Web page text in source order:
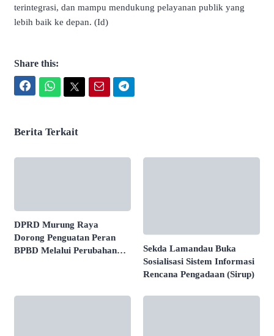
terintegrasi, dan mampu mendukung pelayanan publik yang
lebih baik ke depan. (Id)
Share this:
Berita Terkait
DPRD Murung Raya
Dorong Penguatan Peran
BPBD Melalui Perubahan
Sekda Lamandau Buka
Sosialisasi Sistem Informasi
Rencana Pengadaan (Sirup)